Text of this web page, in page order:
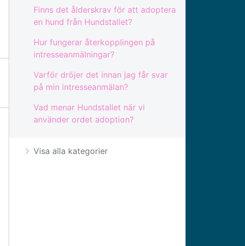
Finns det ålderskrav för att adoptera
en hund från Hundstallet?
Hur fungerar återkopplingen på
intresseanmälningar?
Varför dröjer det innan jag får svar
på min intresseanmälan?
Vad menar Hundstallet när vi
använder ordet adoption?
Visa alla kategorier